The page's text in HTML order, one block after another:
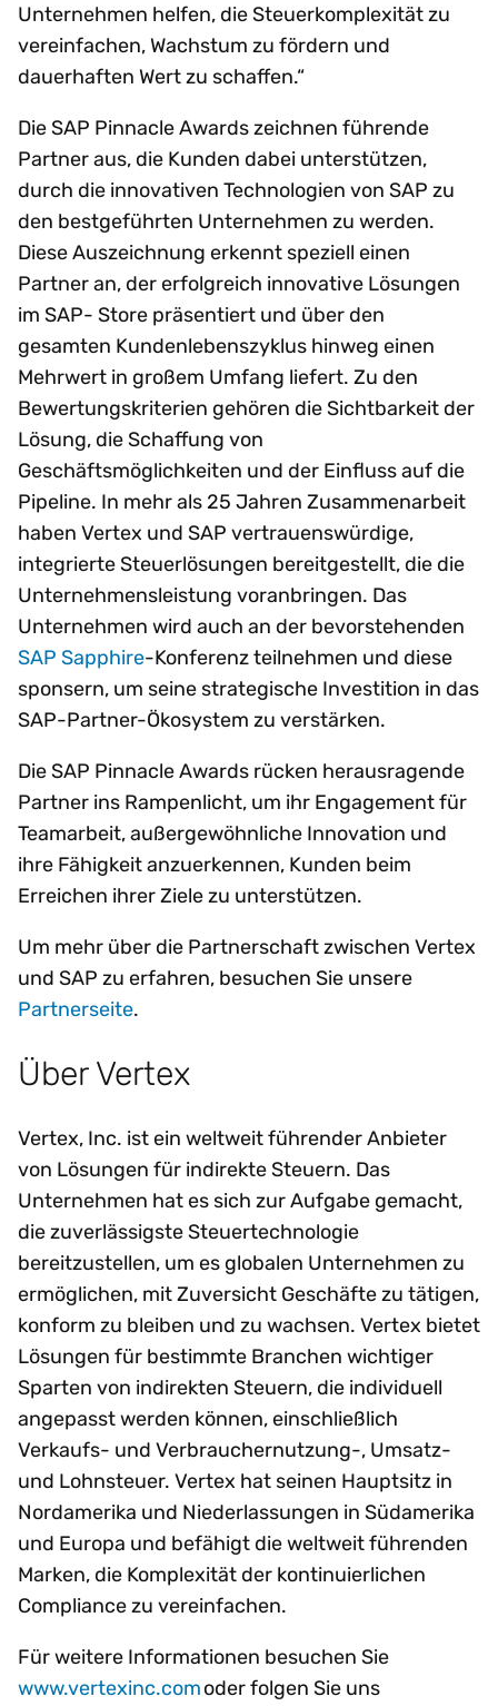
Unternehmen helfen, die Steuerkomplexität zu
vereinfachen, Wachstum zu fördern und
dauerhaften Wert zu schaffen.“
Die SAP Pinnacle Awards zeichnen führende
Partner aus, die Kunden dabei unterstützen,
durch die innovativen Technologien von SAP zu
den bestgeführten Unternehmen zu werden.
Diese Auszeichnung erkennt speziell einen
Partner an, der erfolgreich innovative Lösungen
im SAP- Store präsentiert und über den
gesamten Kundenlebenszyklus hinweg einen
Mehrwert in großem Umfang liefert. Zu den
Bewertungskriterien gehören die Sichtbarkeit der
Lösung, die Schaffung von
Geschäftsmöglichkeiten und der Einfluss auf die
Pipeline. In mehr als 25 Jahren Zusammenarbeit
haben Vertex und SAP vertrauenswürdige,
integrierte Steuerlösungen bereitgestellt, die die
Unternehmensleistung voranbringen. Das
Unternehmen wird auch an der bevorstehenden
SAP Sapphire-Konferenz teilnehmen und diese
sponsern, um seine strategische Investition in das
SAP-Partner-Ökosystem zu verstärken.
Die SAP Pinnacle Awards rücken herausragende
Partner ins Rampenlicht, um ihr Engagement für
Teamarbeit, außergewöhnliche Innovation und
ihre Fähigkeit anzuerkennen, Kunden beim
Erreichen ihrer Ziele zu unterstützen.
Um mehr über die Partnerschaft zwischen Vertex
und SAP zu erfahren, besuchen Sie unsere
Partnerseite.
Über Vertex
Vertex, Inc. ist ein weltweit führender Anbieter
von Lösungen für indirekte Steuern. Das
Unternehmen hat es sich zur Aufgabe gemacht,
die zuverlässigste Steuertechnologie
bereitzustellen, um es globalen Unternehmen zu
ermöglichen, mit Zuversicht Geschäfte zu tätigen,
konform zu bleiben und zu wachsen. Vertex bietet
Lösungen für bestimmte Branchen wichtiger
Sparten von indirekten Steuern, die individuell
angepasst werden können, einschließlich
Verkaufs- und Verbrauchernutzung-, Umsatz-
und Lohnsteuer. Vertex hat seinen Hauptsitz in
Nordamerika und Niederlassungen in Südamerika
und Europa und befähigt die weltweit führenden
Marken, die Komplexität der kontinuierlichen
Compliance zu vereinfachen.
Für weitere Informationen besuchen Sie
www.vertexinc.comoder folgen Sie uns